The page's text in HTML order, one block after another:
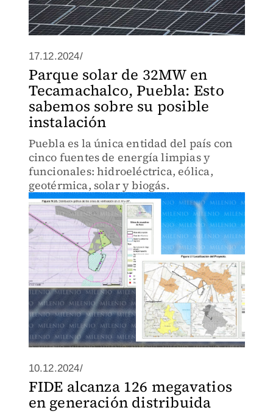
17.12.2024/
Parque solar de 32MW en
Tecamachalco, Puebla: Esto
sabemos sobre su posible
instalación
Puebla es la única entidad del país con
cinco fuentes de energía limpias y
funcionales: hidroeléctrica, eólica,
geotérmica, solar y biogás.
10.12.2024/
FIDE alcanza 126 megavatios
en generación distribuida